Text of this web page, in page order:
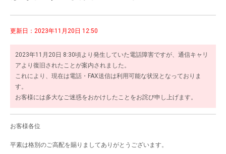
更新日：2023年11月20日 12:50
2023年11月20日 8:30頃より発生していた電話障害ですが、通信キャリ
アより復旧されたことが案内されました。
これにより、現在は電話・FAX送信は利用可能な状況となっておりま
す。
お客様には多大なご迷惑をおかけしたことをお詫び申し上げます。
お客様各位
平素は格別のご高配を賜りましてありがとうございます。